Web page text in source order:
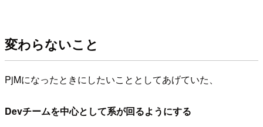
変わらないこと
PjMになったときにしたいこととしてあげていた、
Devチームを中心として系が回るようにする